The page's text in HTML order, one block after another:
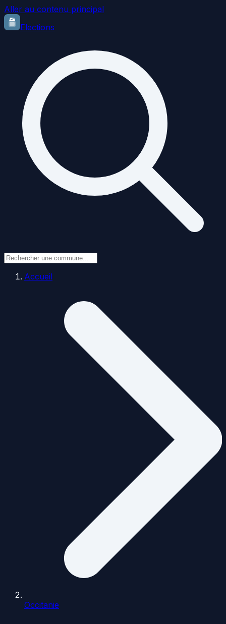
Aller au contenu principal
Elections
Accueil
Occitanie